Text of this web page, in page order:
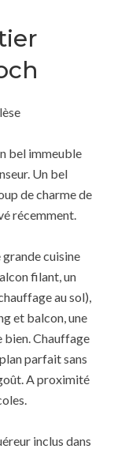
bel immeuble
Un bel
de charme de
récemment.
cuisine
filant, un
au sol),
et balcon, une
bien. Chauffage
parfait sans
A proximité
inclus dans